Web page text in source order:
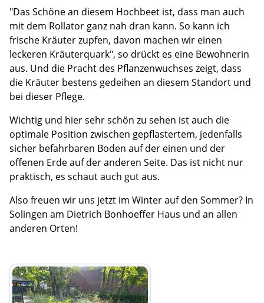
"Das Schöne an diesem Hochbeet ist, dass man auch
mit dem Rollator ganz nah dran kann. So kann ich
frische Kräuter zupfen, davon machen wir einen
leckeren Kräuterquark", so drückt es eine Bewohnerin
aus. Und die Pracht des Pflanzenwuchses zeigt, dass
die Kräuter bestens gedeihen an diesem Standort und
bei dieser Pflege.
Wichtig und hier sehr schön zu sehen ist auch die
optimale Position zwischen gepflastertem, jedenfalls
sicher befahrbaren Boden auf der einen und der
offenen Erde auf der anderen Seite. Das ist nicht nur
praktisch, es schaut auch gut aus.
Also freuen wir uns jetzt im Winter auf den Sommer? In
Solingen am Dietrich Bonhoeffer Haus und an allen
anderen Orten!